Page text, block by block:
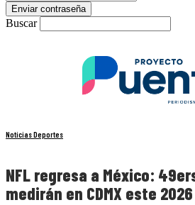
Buscar
Noticias Deportes
NFL regresa a México:
medirán en CDMX este 2026